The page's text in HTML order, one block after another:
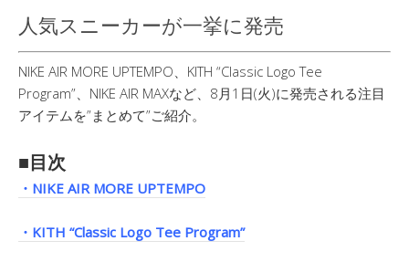
人気スニーカーが一挙に発売
NIKE AIR MORE UPTEMPO、KITH “Classic Logo Tee
Program”、NIKE AIR MAXなど、8月1日(火)に発売される注目
アイテムを”まとめて”ご紹介。
■目次
・NIKE AIR MORE UPTEMPO
・KITH “Classic Logo Tee Program”